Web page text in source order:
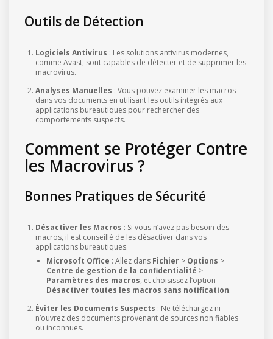
Outils de Détection
Logiciels Antivirus : Les solutions antivirus modernes,
comme Avast, sont capables de détecter et de supprimer les
macrovirus.
Analyses Manuelles : Vous pouvez examiner les macros
dans vos documents en utilisant les outils intégrés aux
applications bureautiques pour rechercher des
comportements suspects.
Comment se Protéger Contre
les Macrovirus ?
Bonnes Pratiques de Sécurité
Désactiver les Macros : Si vous n’avez pas besoin des
macros, il est conseillé de les désactiver dans vos
applications bureautiques.
Microsoft Office : Allez dans Fichier > Options >
Centre de gestion de la confidentialité >
Paramètres des macros, et choisissez l’option
Désactiver toutes les macros sans notification.
Éviter les Documents Suspects : Ne téléchargez ni
n’ouvrez des documents provenant de sources non fiables
ou inconnues.